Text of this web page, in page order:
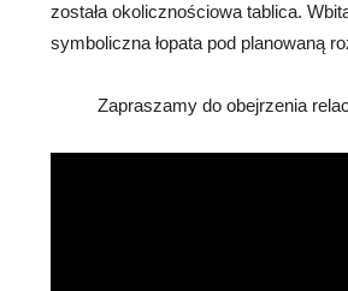
została okolicznościowa tablica.
symboliczna łopata pod planowaną
Zapraszamy do obejrzenia